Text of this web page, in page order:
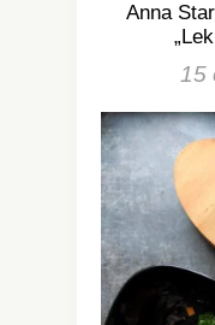
Anna
15